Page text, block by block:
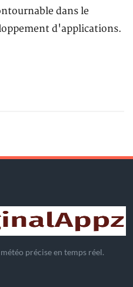
dans le
d'applications.
précise en temps réel.